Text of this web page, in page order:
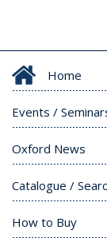
Home
Events /
Oxford News
Catalogue /
How to Buy